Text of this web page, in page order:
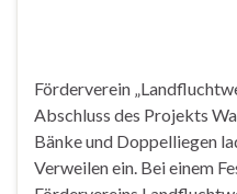
Förderverein
Abschluss des Projekts
Bänke und Doppelliegen
Verweilen ein. Bei einem